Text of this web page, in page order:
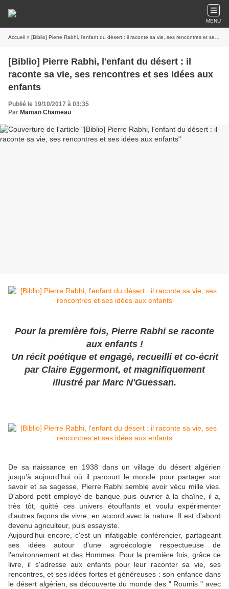
MENU
Accueil » [Biblio] Pierre Rabhi, l'enfant du désert : il raconte sa vie, ses rencontres et ses idées aux enfants
[Biblio] Pierre Rabhi, l'enfant du désert : il
raconte sa vie, ses rencontres et ses idées aux
enfants
Publié le 19/10/2017 à 03:35
Par Maman Chameau
Pour la première fois, Pierre Rabhi se raconte
aux enfants !
Un récit poétique et engagé, recueilli et co-écrit
par Claire Eggermont, et magnifiquement
illustré par Marc N'Guessan.
De sa naissance en 1938 dans un village du désert algérien
jusqu'à aujourd'hui où il parcourt le monde pour partager son
savoir et sa sagesse, Pierre Rabhi semble avoir vécu mille vies.
D'abord petit employé de banque puis ouvrier à la chaîne, il a,
très tôt, quitté ces univers étouffants et voulu expérimenter
d'autres façons de vivre, en accord avec la nature. Il est d'abord
devenu agriculteur, puis essayiste.
Aujourd'hui encore, c'est un infatigable conférencier, partageant
ses idées autour d'une agroécologie respectueuse de
l'environnement et des Hommes. Pour la première fois, grâce ce
livre, il s'adresse aux enfants pour leur raconter sa vie, ses
rencontres, et ses idées fortes et généreuses : son enfance dans
le désert algérien, sa découverte du monde des " Roumis " avec